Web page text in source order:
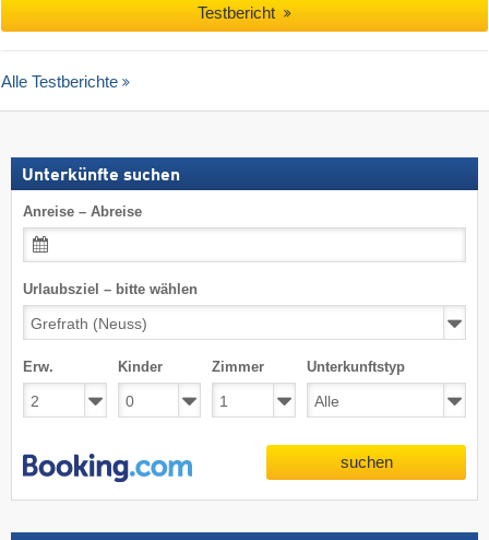
Testbericht
Alle Testberichte
Unterkünfte suchen
Anreise – Abreise
Urlaubsziel – bitte wählen
Erw. Kinder Zimmer Unterkunftstyp
suchen